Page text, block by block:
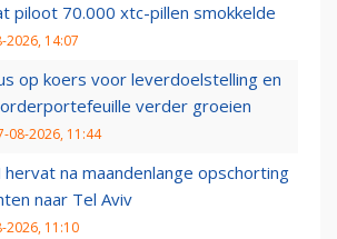
piloot 70.000 xtc-pillen smokkelde
2026, 14:07
op koers voor leverdoelstelling en
verder groeien
08-2026, 11:44
hervat na maandenlange opschorting
naar Tel Aviv
2026, 11:10